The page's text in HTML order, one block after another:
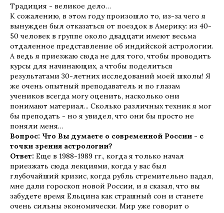
Традиция - великое дело…
К сожалению, в этом году произошло то, из-за чего я
вынужден был отказаться от поездок в Америку: из 40-
50 человек в группе около двадцати имеют весьма
отдаленное представление об индийской астрологии.
А ведь я приезжаю сюда не для того, чтобы проводить
курсы для начинающих, а чтобы поделиться
результатами 30-летних исследований моей школы! Я
же очень опытный преподаватель и по глазам
учеников всегда могу оценить, насколько они
понимают материал... Сколько различных техник я мог
бы преподать - но я увидел, что они бы просто не
поняли меня…
Вопрос: Что Вы думаете о современной России - с
точки зрения астрологии?
Ответ: Еще в 1988-1989 гг., когда я только начал
приезжать сюда лекциями, когда у вас был
глубочайший кризис, когда рубль стремительно падал,
мне дали гороскоп новой России, и я сказал, что вы
забудете время Ельцина как страшный сон и станете
очень сильны экономически. Мир уже говорит о